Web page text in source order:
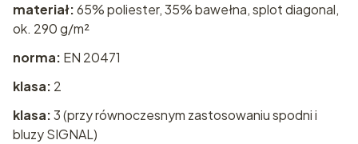
materiał:65% poliester, 35% bawełna, splot diagonal,
ok. 290 g/m²
norma: EN 20471
klasa: 2
klasa:3 (przy równoczesnym zastosowaniu spodni i
bluzy SIGNAL)